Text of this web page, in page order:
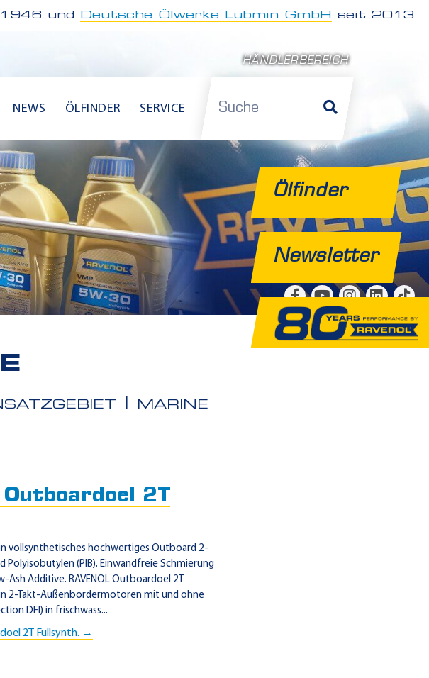
und Deutsche Ölwerke Lubmin GmbH seit 2013
HÄNDLERBEREICH
NEWS ÖLFINDER SERVICE
Ölfinder
Newsletter
MARINE
Outboardoel 2T
vollsynthetisches hochwertiges Outboard 2-
(PIB). Einwandfreie Schmierung
Additive. RAVENOL Outboardoel 2T
2-Takt-Außenbordermotoren mit und ohne
DFI) in frischwass...
2T Fullsynth. →